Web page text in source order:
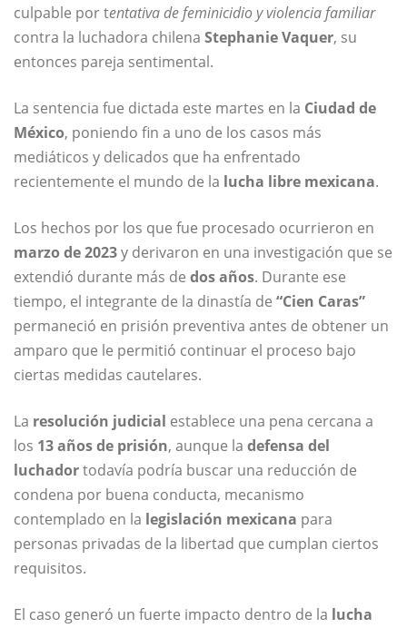
culpable por tentativa de feminicidio y violencia familiar
contra la luchadora chilena Stephanie Vaquer, su
entonces pareja sentimental.
La sentencia fue dictada este martes en la Ciudad de
México, poniendo fin a uno de los casos más
mediáticos y delicados que ha enfrentado
recientemente el mundo de la lucha libre mexicana.
Los hechos por los que fue procesado ocurrieron en
marzo de 2023y derivaron en una investigación que se
extendió durante más de dos años. Durante ese
tiempo, el integrante de la dinastía de “Cien Caras”
permaneció en prisión preventiva antes de obtener un
amparo que le permitió continuar el proceso bajo
ciertas medidas cautelares.
La resolución judicial establece una pena cercana a
los 13 años de prisión, aunque la defensa del
luchadortodavía podría buscar una reducción de
condena por buena conducta, mecanismo
contemplado en la legislación mexicana para
personas privadas de la libertad que cumplan ciertos
requisitos.
El caso generó un fuerte impacto dentro de la lucha